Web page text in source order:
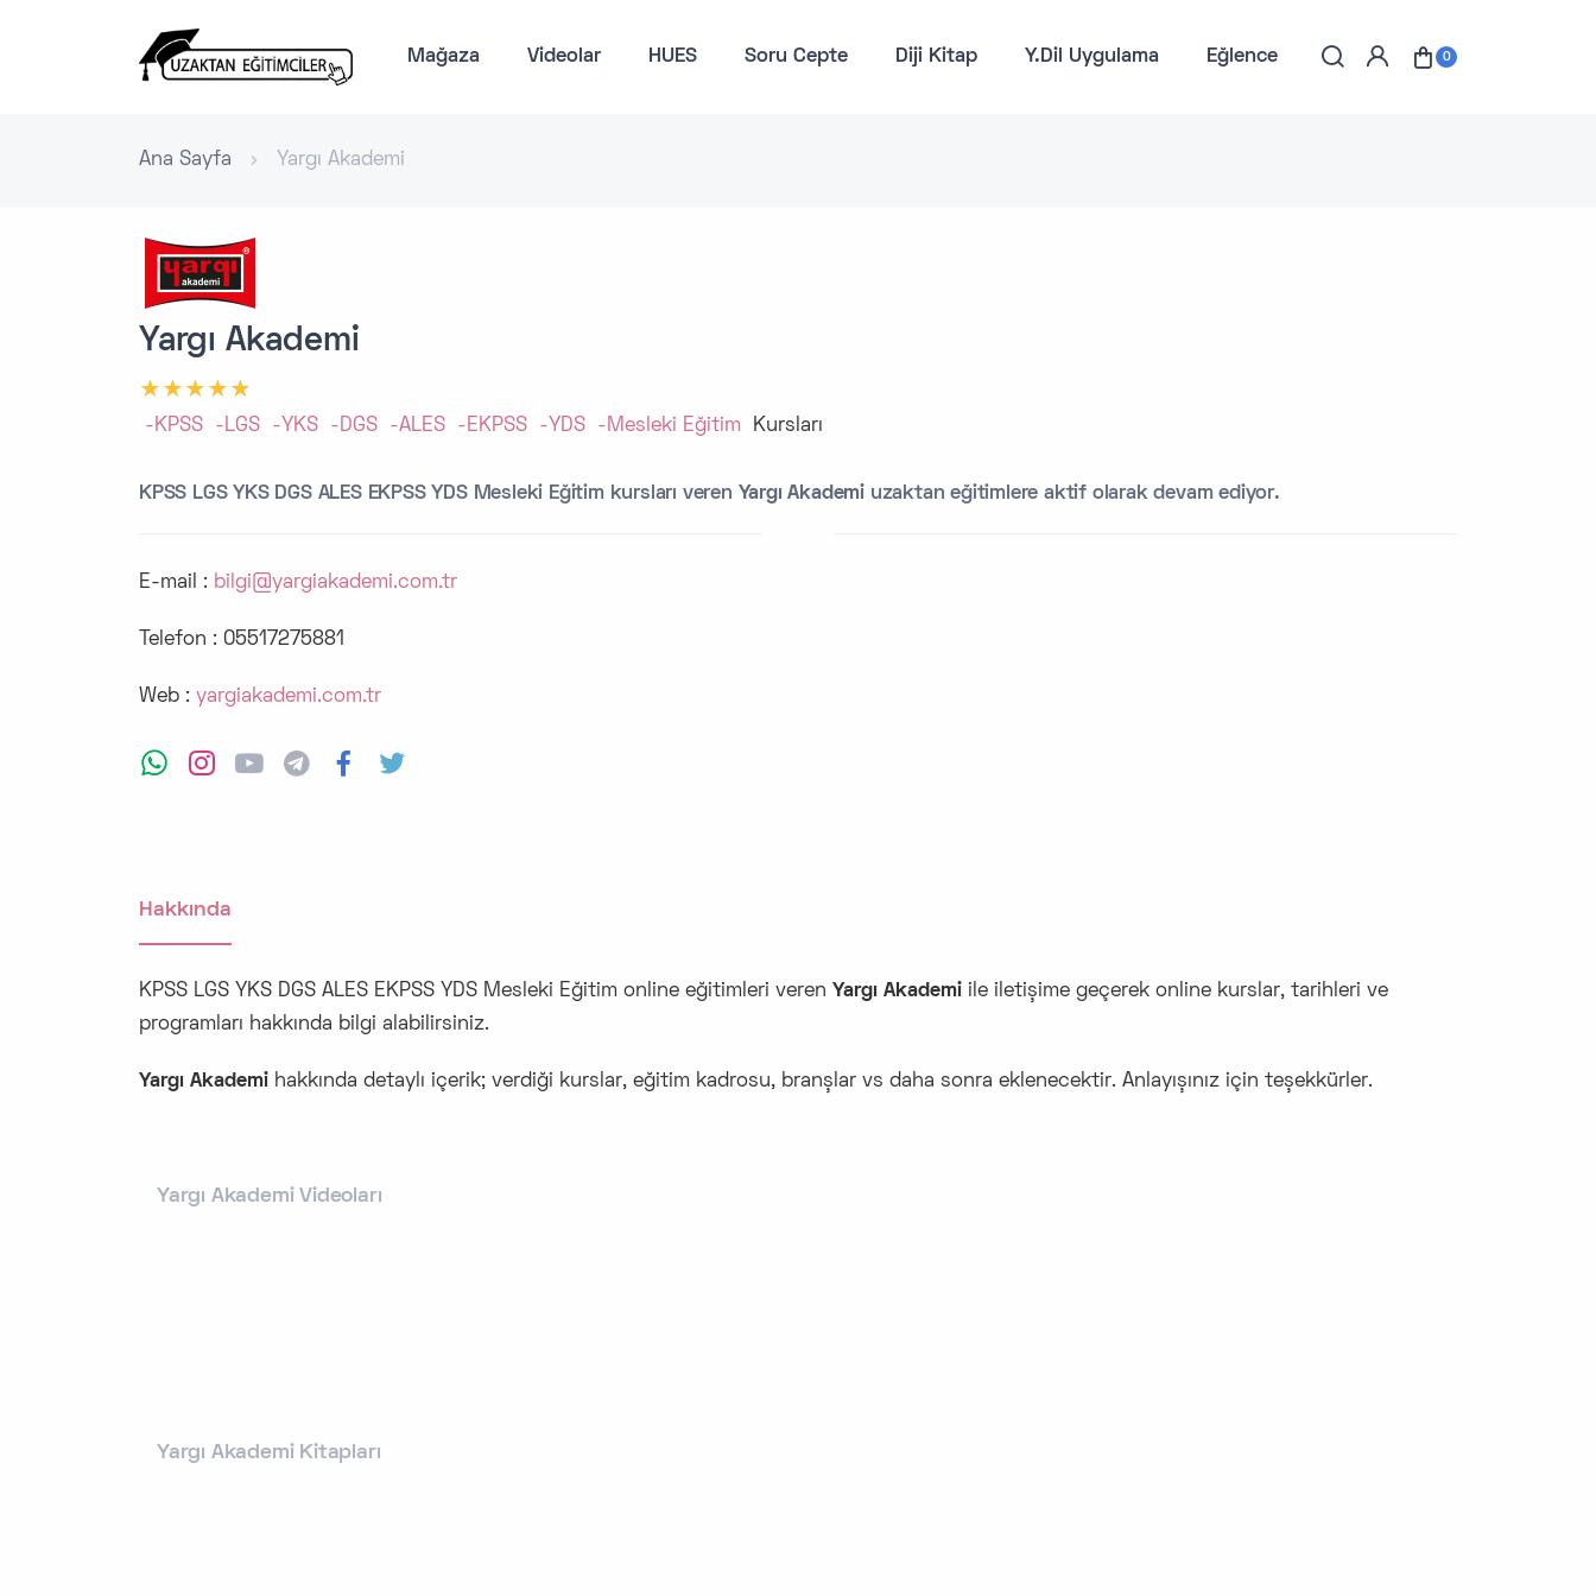
Mağaza Videolar HUES Soru Cepte Diji Kitap Y.Dil Uygulama Eğlence 0
Ana Sayfa Yargı Akademi
Yargı Akademi
-KPSS -LGS -YKS -DGS -ALES -EKPSS -YDS -Mesleki Eğitim Kursları
KPSS LGS YKS DGS ALES EKPSS YDS Mesleki Eğitim kursları veren Yargı Akademi uzaktan eğitimlere aktif olarak devam ediyor.
E-mail : bilgi@yargiakademi.com.tr
Telefon : 05517275881
Web : yargiakademi.com.tr
Hakkında
KPSS LGS YKS DGS ALES EKPSS YDS Mesleki Eğitim online eğitimleri veren Yargı Akademi ile iletişime geçerek online kurslar, tarihleri ve
programları hakkında bilgi alabilirsiniz.
Yargı Akademi hakkında detaylı içerik; verdiği kurslar, eğitim kadrosu, branşlar vs daha sonra eklenecektir. Anlayışınız için teşekkürler.
Yargı Akademi Videoları
Yargı Akademi Kitapları